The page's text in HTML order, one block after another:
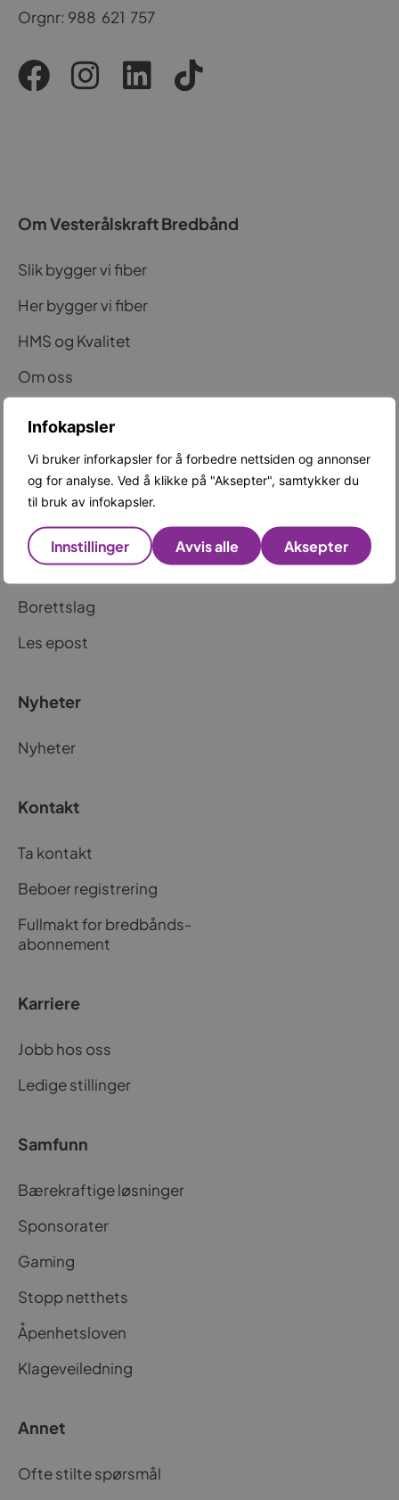
Infokapsler
Vi bruker inforkapsler for å forbedre nettsiden og annonser
og for analyse. Ved å klikke på "Aksepter", samtykker du
til bruk av infokapsler.
Innstillinger Avvis alle Aksepter
Orgnr: 988 621 757
Om Vesterålskraft Bredbånd
Slik bygger vi fiber
Her bygger vi fiber
HMS og Kvalitet
Om oss
Kunde
Privat
Bedrift
Borettslag
Les epost
Nyheter
Nyheter
Kontakt
Ta kontakt
Beboer registrering
Fullmakt for bredbånds-
abonnement
Karriere
Jobb hos oss
Ledige stillinger
Samfunn
Bærekraftige løsninger
Sponsorater
Gaming
Stopp netthets
Åpenhetsloven
Klageveiledning
Annet
Ofte stilte spørsmål